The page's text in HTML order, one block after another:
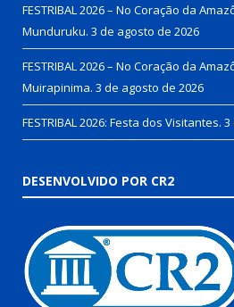
FESTRIBAL 2026 – No Coração da
Munduruku. 3 de agosto de 2026
FESTRIBAL 2026 – No Coração da
Muirapinima. 3 de agosto de 2026
FESTRIBAL 2026: Festa dos Visitantes. 3
DESENVOLVIDO POR CR2